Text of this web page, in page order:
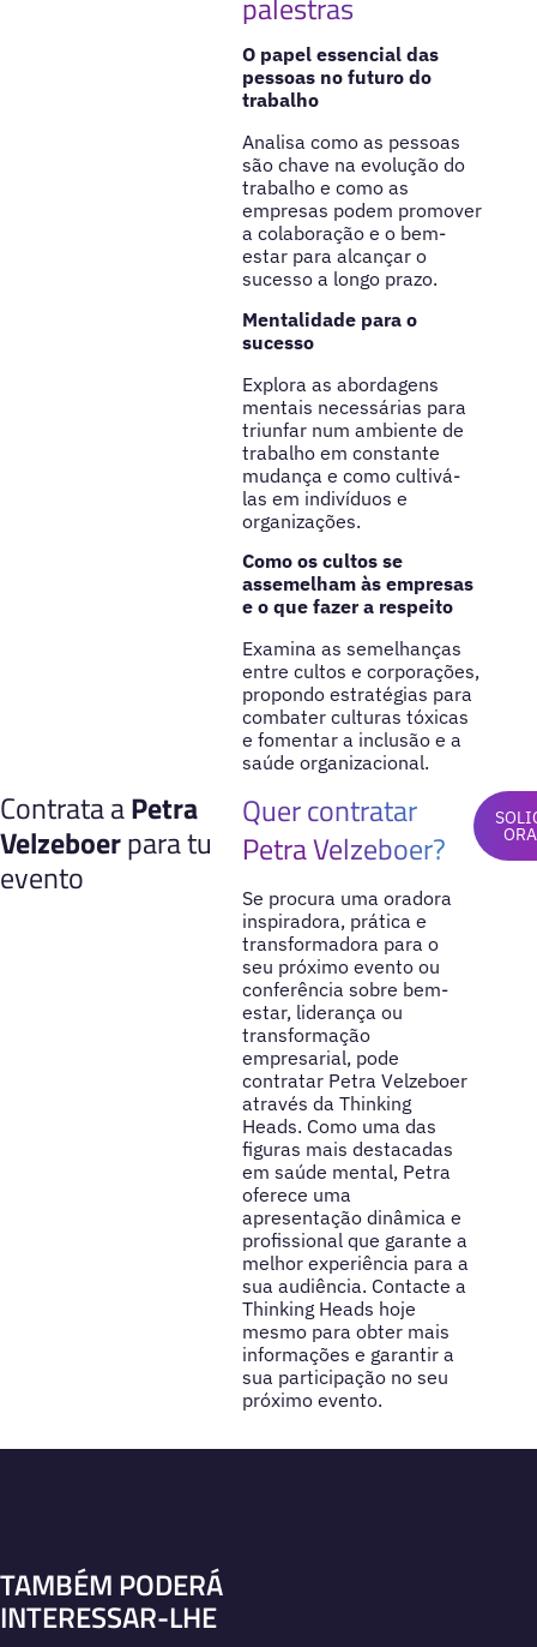
O papel essencial das
pessoas no futuro do
trabalho
Analisa como as pessoas
são chave na evolução do
trabalho e como as
empresas podem promover
a colaboração e o bem-
estar para alcançar o
sucesso a longo prazo.
Mentalidade para o
sucesso
Explora as abordagens
mentais necessárias para
triunfar num ambiente de
trabalho em constante
mudança e como cultivá-
las em indivíduos e
organizações.
Como os cultos se
assemelham às empresas
e o que fazer a respeito
Examina as semelhanças
entre cultos e corporações,
propondo estratégias para
combater culturas tóxicas
e fomentar a inclusão e a
saúde organizacional.
Contrata aPetra
Velzeboerpara tu
evento
Quer contratar
Petra Velzeboer?
Se procura uma oradora
inspiradora, prática e
transformadora para o
seu próximo evento ou
conferência sobre bem-
estar, liderança ou
transformação
empresarial, pode
contratar Petra Velzeboer
através da Thinking
Heads. Como uma das
figuras mais destacadas
em saúde mental, Petra
oferece uma
apresentação dinâmica e
profissional que garante a
melhor experiência para a
sua audiência. Contacte a
Thinking Heads hoje
mesmo para obter mais
informações e garantir a
sua participação no seu
próximo evento.
TAMBÉM PODERÁ
INTERESSAR-LHE